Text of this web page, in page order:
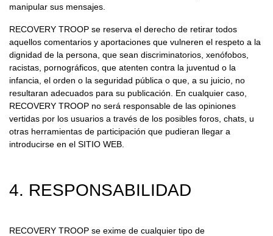
manipular sus mensajes.
RECOVERY TROOP se reserva el derecho de retirar todos
aquellos comentarios y aportaciones que vulneren el respeto a la
dignidad de la persona, que sean discriminatorios, xenófobos,
racistas, pornográficos, que atenten contra la juventud o la
infancia, el orden o la seguridad pública o que, a su juicio, no
resultaran adecuados para su publicación. En cualquier caso,
RECOVERY TROOP no será responsable de las opiniones
vertidas por los usuarios a través de los posibles foros, chats, u
otras herramientas de participación que pudieran llegar a
introducirse en el SITIO WEB.
4. RESPONSABILIDAD
RECOVERY TROOP se exime de cualquier tipo de